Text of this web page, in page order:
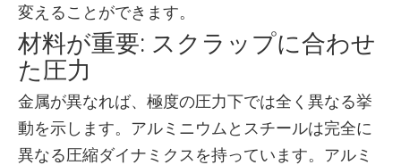
変えることができます。
材料が重要: スクラップに合わせ
た圧力
金属が異なれば、極度の圧力下では全く異なる挙
動を示します。アルミニウムとスチールは完全に
異なる圧縮ダイナミクスを持っています。アルミ